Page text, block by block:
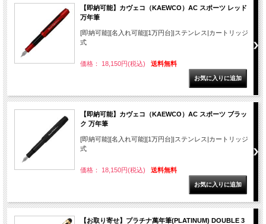
【即納可能】カヴェコ（KAEWCO）AC スポーツ レッド
万年筆
[即納可能][名入れ可能][1万円台]|ステンレス|カートリッジ
式
価格： 18,150円(税込) 送料無料
【即納可能】カヴェコ（KAEWCO）AC スポーツ ブラッ
ク 万年筆
[即納可能][名入れ可能][1万円台]|ステンレス|カートリッジ
式
価格： 18,150円(税込) 送料無料
【お取り寄せ】プラチナ萬年筆(PLATINUM) DOUBLE 3